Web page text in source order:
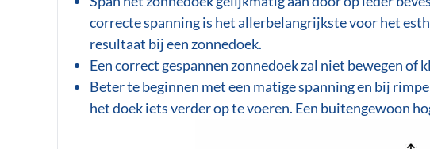
correcte spanning is het allerbelangrijkste voor het
resultaat bij een zonnedoek.
Een correct gespannen zonnedoek zal niet bewegen of
Beter te beginnen met een matige spanning en bij
het doek iets verder op te voeren. Een buitengewoon